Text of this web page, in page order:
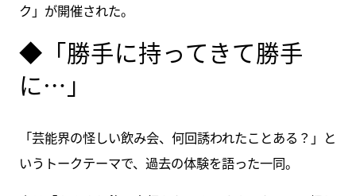
ク」が開催された。
◆「勝手に持ってきて勝手
に…」
「芸能界の怪しい飲み会、何回誘われたことある？」と
いうトークテーマで、過去の体験を語った一同。